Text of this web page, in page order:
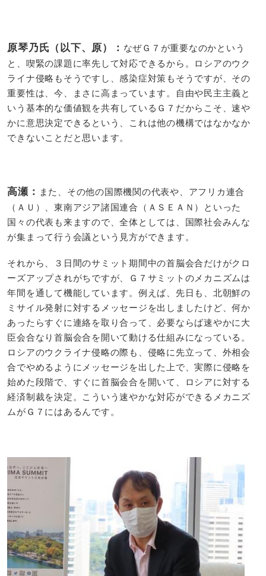
原琴乃氏（以下、原）： なぜＧ７が重要なのかという
と、喫緊の課題に率先して対応できるから。ロシアのウク
ライナ侵略もそうですし、感染症対策もそうですが、その
重要性は、今、まさに高まっています。自由や民主主義と
いう基本的な価値観を共有しているＧ７だからこそ、速や
かに意思決定できるという、これは他の機構ではなかなか
できないことだと思います。
高瀬： また、その他の国際機関の代表や、アフリカ連合
（ＡＵ）、東南アジア諸国連合（ＡＳＥＡＮ）といった
国々の代表も来ますので、全体としては、国際社会みんな
が集まって行う会議という見方ができます。
それから、３日間のサミット期間中の首脳会合だけがクロ
ーズアップされがちですが、Ｇ７サミットのメカニズムは
年間を通して機能しています。例えば、先日も、北朝鮮の
ミサイル発射に対するメッセージを出しましたけど、何か
あったらすぐに連絡を取り合って、必要ならば速やかに大
臣会合なり首脳会合を開いて動ける仕組みになっている。
ロシアのウクライナ侵略の際も、侵略に先立って、外相会
合でやめるようにメッセージを出した上で、実際に侵略を
始めた段階で、すぐに首脳会合を開いて、ロシアに対する
経済制裁を決定。こういう速やかな対応ができるメカニズ
ムがＧ７にはあるんです。